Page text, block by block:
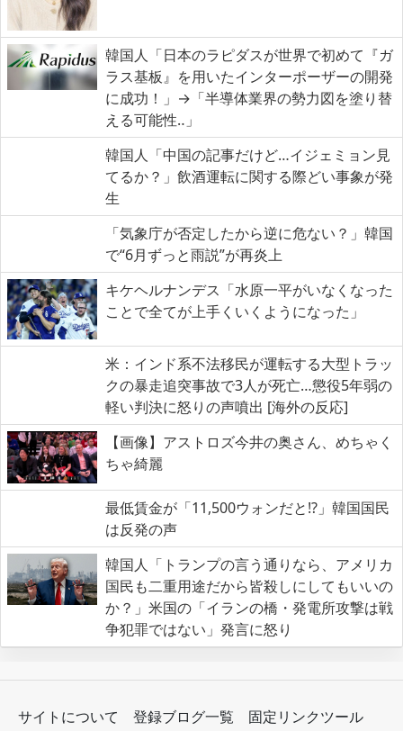
韓国人「日本のラピダスが世界で初めて『ガ
ラス基板』を用いたインターポーザーの開発
に成功！」→「半導体業界の勢力図を塗り替
える可能性‥」
韓国人「中国の記事だけど…イジェミョン見
てるか？」飲酒運転に関する際どい事象が発
生
「気象庁が否定したから逆に危ない？」韓国
で“6月ずっと雨説”が再炎上
キケヘルナンデス「水原一平がいなくなった
ことで全てが上手くいくようになった」
米：インド系不法移民が運転する大型トラッ
クの暴走追突事故で3人が死亡…懲役5年弱の
軽い判決に怒りの声噴出 [海外の反応]
【画像】アストロズ今井の奥さん、めちゃく
ちゃ綺麗
最低賃金が「11,500ウォンだと!?」韓国国民
は反発の声
韓国人「トランプの言う通りなら、アメリカ
国民も二重用途だから皆殺しにしてもいいの
か？」米国の「イランの橋・発電所攻撃は戦
争犯罪ではない」発言に怒り
サイトについて 登録ブログ一覧 固定リンクツール